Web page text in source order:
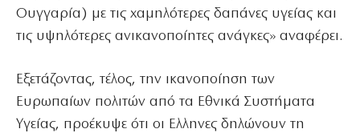
Ουγγαρία) με τις χαμηλότερες δαπάνες υγείας και
τις υψηλότερες ανικανοποίητες ανάγκες» αναφέρει.
Εξετάζοντας, τέλος, την ικανοποίηση των
Ευρωπαίων πολιτών από τα Εθνικά Συστήματα
Υγείας, προέκυψε ότι οι Ελληνες δηλώνουν τη